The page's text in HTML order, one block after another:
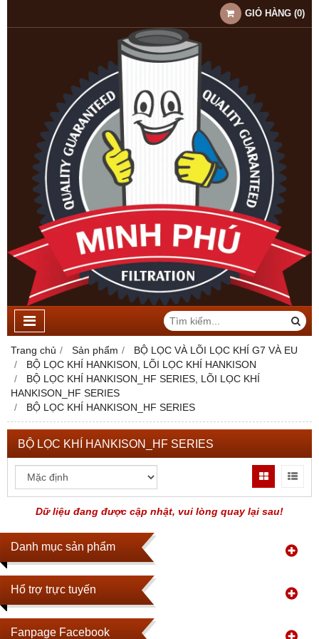
GIỎ HÀNG (0)
Trang chủ Sản phẩm
BỘ LỌC VÀ LÕI LỌC KHÍ G7 VÀ EU
BỘ LỌC KHÍ HANKISON, LÕI LỌC KHÍ HANKISON
BỘ LỌC KHÍ HANKISON_HF SERIES, LÕI LỌC KHÍ
HANKISON_HF SERIES
BỘ LỌC KHÍ HANKISON_HF SERIES
Danh mục sản phẩm
Hổ trợ trực tuyến
Fanpage Facebook
BỘ LỌC KHÍ HANKISON_HF SERIES
Dữ liệu đang được cập nhật, vui lòng quay lại sau!